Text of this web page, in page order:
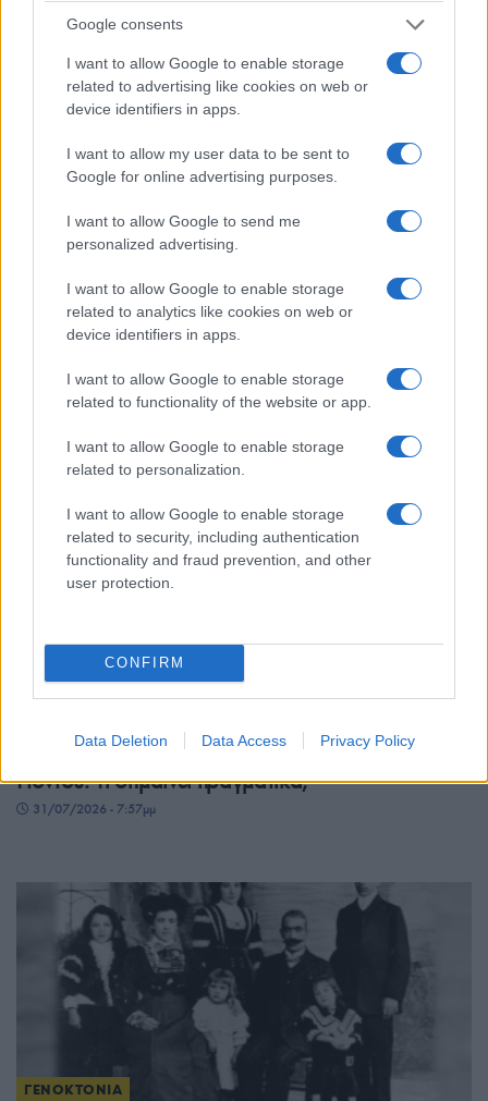
Google consents
I want to allow Google to enable storage
related to advertising like cookies on web or
device identifiers in apps.
I want to allow my user data to be sent to
Google for online advertising purposes.
I want to allow Google to send me
personalized advertising.
I want to allow Google to enable storage
related to analytics like cookies on web or
device identifiers in apps.
I want to allow Google to enable storage
related to functionality of the website or app.
I want to allow Google to enable storage
related to personalization.
I want to allow Google to enable storage
related to security, including authentication
functionality and fraud prevention, and other
user protection.
CONFIRM
Data Deletion Data Access Privacy Policy
1/08/2026 - 2:36μμ
ΠΟΝΤΟΣ
στύπα – Ο αγαπημένος μήνας των Ποντίων
ΓΕΝΟΚΤΟΝΙΑ
Αναγνώριση της Γενοκτονίας των Ελλήνων του
Πόντου: Τι σημαίνει πραγματικά;
31/07/2026 - 7:57μμ
ΓΕΝΟΚΤΟΝΙΑ